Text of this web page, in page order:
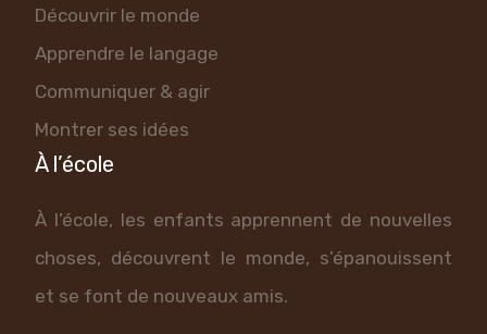
Découvrir le monde
Apprendre le langage
Communiquer & agir
Montrer ses idées
À l’école
À l’école, les enfants apprennent de nouvelles
choses, découvrent le monde, s’épanouissent
et se font de nouveaux amis.